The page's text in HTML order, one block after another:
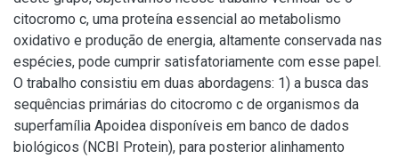
citocromo c, uma proteína essencial ao metabolismo
oxidativo e produção de energia, altamente conservada nas
espécies, pode cumprir satisfatoriamente com esse papel.
O trabalho consistiu em duas abordagens: 1) a busca das
sequências primárias do citocromo c de organismos da
superfamília Apoidea disponíveis em banco de dados
biológicos (NCBI Protein), para posterior alinhamento